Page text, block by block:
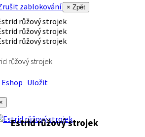
zablokování
× Zpět
růžový strojek
Uložit
Estrid růžový strojek